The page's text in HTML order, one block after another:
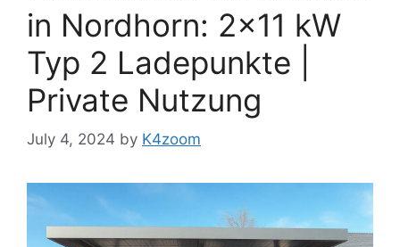
in Nordhorn: 2×11 kW
Typ 2 Ladepunkte |
Private Nutzung
July 4, 2024 by K4zoom